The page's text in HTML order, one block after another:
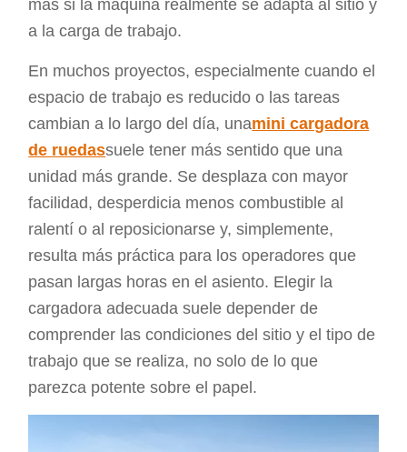
más si la máquina realmente se adapta al sitio y
a la carga de trabajo.
En muchos proyectos, especialmente cuando el
espacio de trabajo es reducido o las tareas
cambian a lo largo del día, unamini cargadora
de ruedassuele tener más sentido que una
unidad más grande. Se desplaza con mayor
facilidad, desperdicia menos combustible al
ralentí o al reposicionarse y, simplemente,
resulta más práctica para los operadores que
pasan largas horas en el asiento. Elegir la
cargadora adecuada suele depender de
comprender las condiciones del sitio y el tipo de
trabajo que se realiza, no solo de lo que
parezca potente sobre el papel.